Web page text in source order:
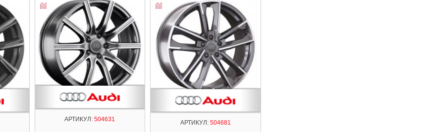
АРТИКУЛ: 504631 АРТИКУЛ: 504681